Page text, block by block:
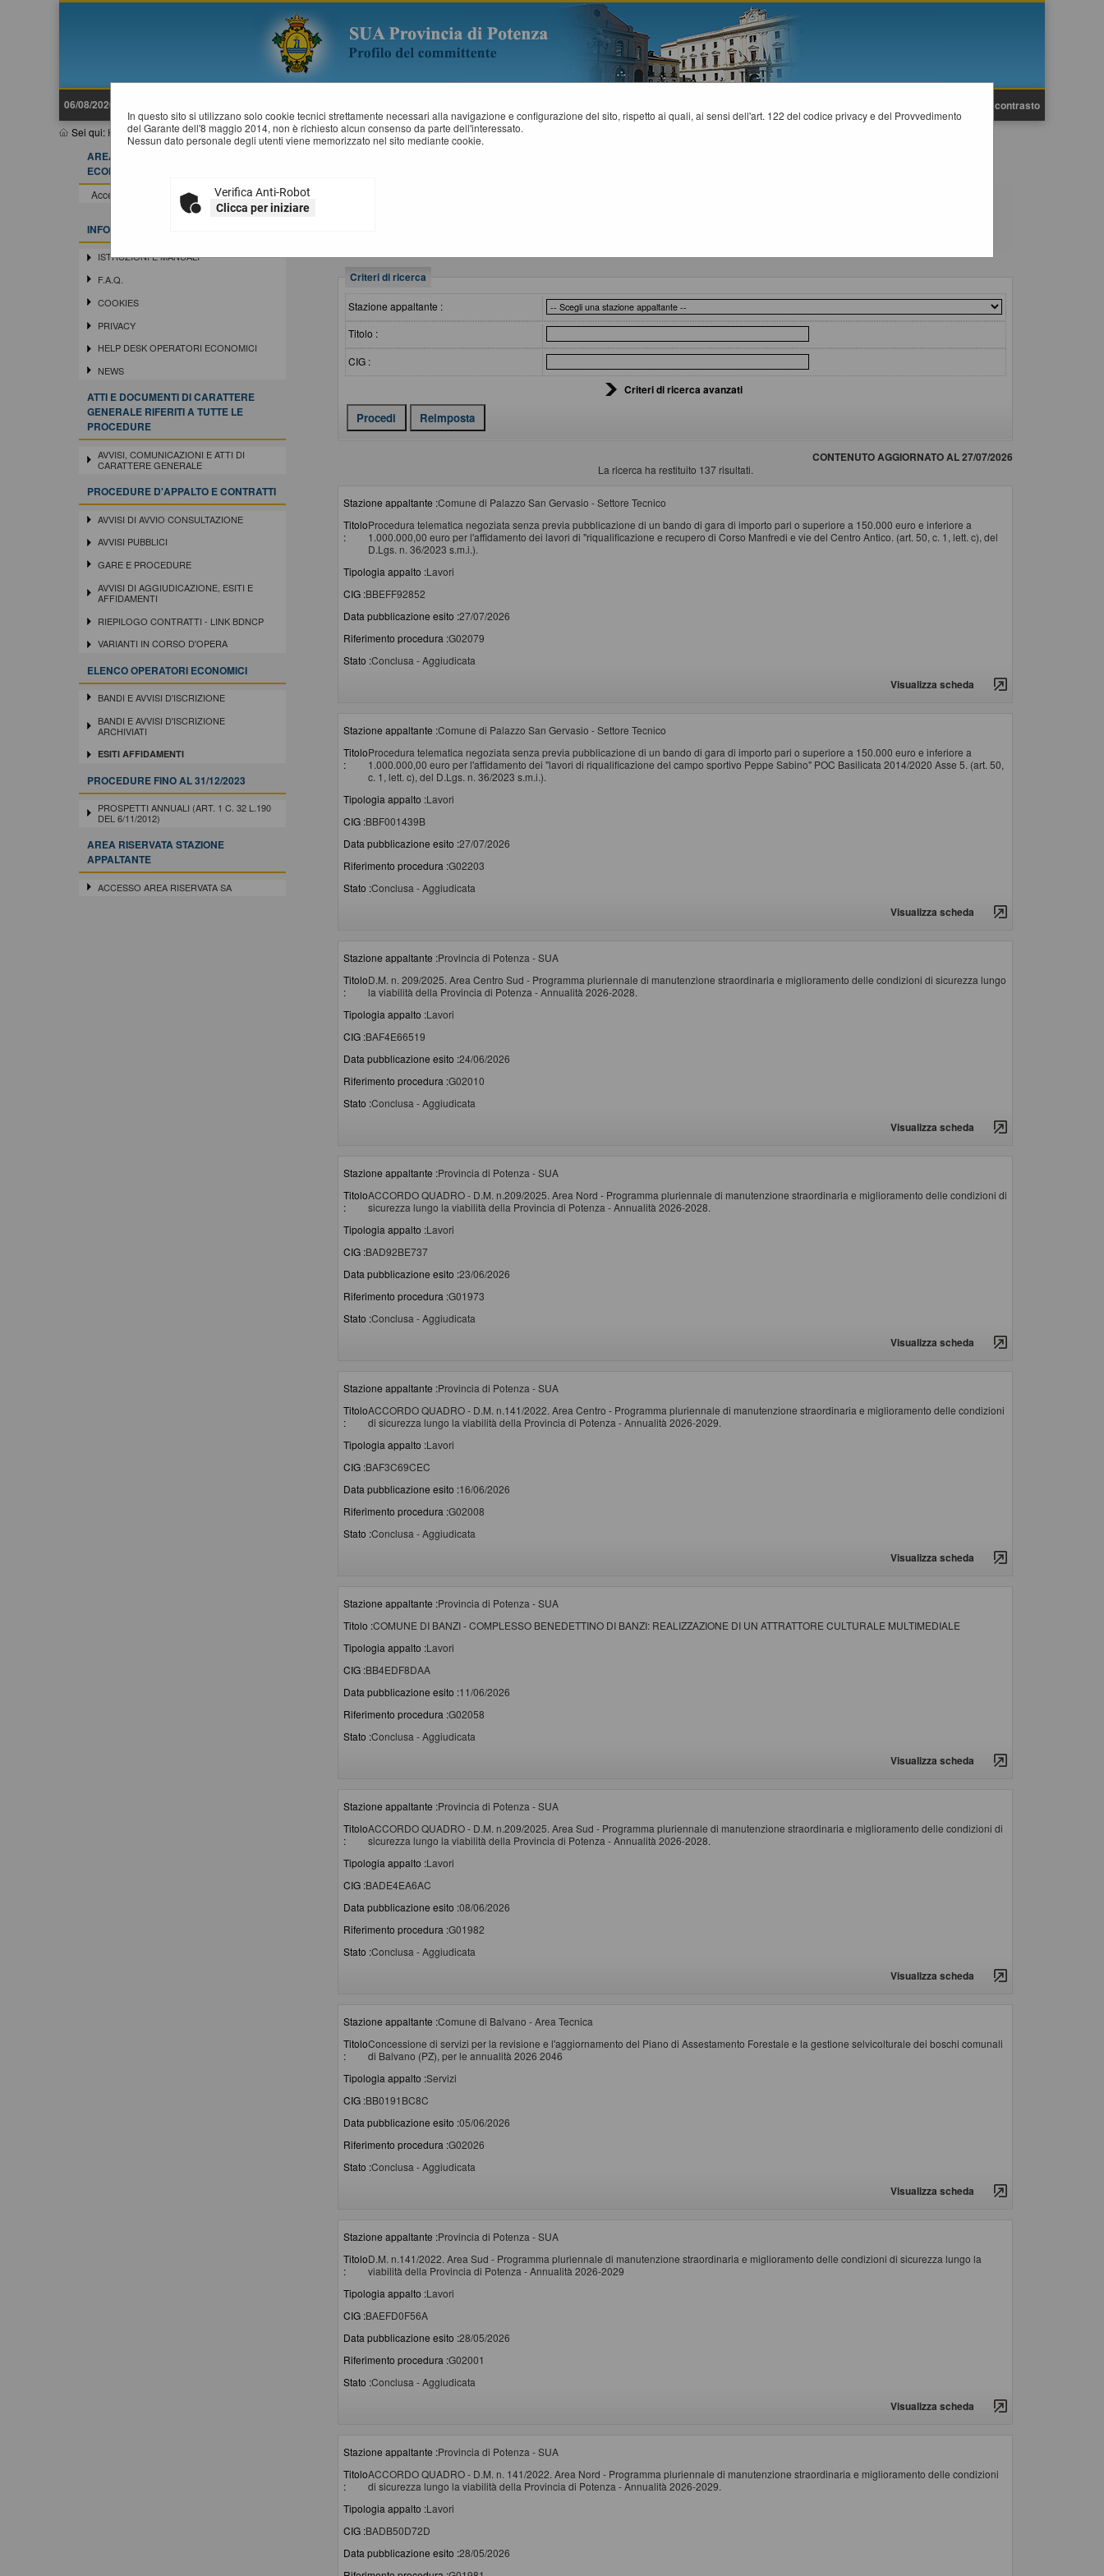
06/08/2026 14:59 Alto contrasto
Sei qui: Home»Elenco operatori economici»Esiti affidamenti
In questo sito si utilizzano solo cookie tecnici strettamente necessari alla navigazione e configurazione del sito, rispetto ai quali, ai sensi dell'art. 122 del codice privacy e del Provvedimento
del Garante dell'8 maggio 2014, non è richiesto alcun consenso da parte dell'interessato.
Nessun dato personale degli utenti viene memorizzato nel sito mediante cookie.
Verifica Anti-Robot
Clicca per iniziare
AREA RISERVATA OPERATORE
ECONOMICO
Accedi - Registrati
INFORMAZIONI
ISTRUZIONI E MANUALI
F.A.Q.
COOKIES
PRIVACY
HELP DESK OPERATORI ECONOMICI
NEWS
ATTI E DOCUMENTI DI CARATTERE
GENERALE RIFERITI A TUTTE LE
PROCEDURE
AVVISI, COMUNICAZIONI E ATTI DI
CARATTERE GENERALE
PROCEDURE D'APPALTO E CONTRATTI
AVVISI DI AVVIO CONSULTAZIONE
AVVISI PUBBLICI
GARE E PROCEDURE
AVVISI DI AGGIUDICAZIONE, ESITI E
AFFIDAMENTI
RIEPILOGO CONTRATTI - LINK BDNCP
VARIANTI IN CORSO D'OPERA
ELENCO OPERATORI ECONOMICI
BANDI E AVVISI D'ISCRIZIONE
BANDI E AVVISI D'ISCRIZIONE
ARCHIVIATI
ESITI AFFIDAMENTI
PROCEDURE FINO AL 31/12/2023
PROSPETTI ANNUALI (ART. 1 C. 32 L.190
DEL 6/11/2012)
AREA RISERVATA STAZIONE
APPALTANTE
ACCESSO AREA RISERVATA SA
Criteri di ricerca
Stazione appaltante :
Titolo :
CIG :
Criteri di ricerca avanzati
CONTENUTO AGGIORNATO AL 27/07/2026
La ricerca ha restituito 137 risultati.
Stazione appaltante :Comune di Palazzo San Gervasio - Settore Tecnico
Titolo
:
Procedura telematica negoziata senza previa pubblicazione di un bando di gara di importo pari o superiore a 150.000 euro e inferiore a
1.000.000,00 euro per l'affidamento dei lavori di "riqualificazione e recupero di Corso Manfredi e vie del Centro Antico. (art. 50, c. 1, lett. c), del
D.Lgs. n. 36/2023 s.m.i.).
Tipologia appalto :Lavori
CIG :BBEFF92852
Data pubblicazione esito :27/07/2026
Riferimento procedura :G02079
Stato :Conclusa - Aggiudicata
Visualizza scheda
Stazione appaltante :Comune di Palazzo San Gervasio - Settore Tecnico
Titolo
:
Procedura telematica negoziata senza previa pubblicazione di un bando di gara di importo pari o superiore a 150.000 euro e inferiore a
1.000.000,00 euro per l'affidamento dei "lavori di riqualificazione del campo sportivo Peppe Sabino" POC Basilicata 2014/2020 Asse 5. (art. 50,
c. 1, lett. c), del D.Lgs. n. 36/2023 s.m.i.).
Tipologia appalto :Lavori
CIG :BBF001439B
Data pubblicazione esito :27/07/2026
Riferimento procedura :G02203
Stato :Conclusa - Aggiudicata
Visualizza scheda
Stazione appaltante :Provincia di Potenza - SUA
Titolo
:
D.M. n. 209/2025. Area Centro Sud - Programma pluriennale di manutenzione straordinaria e miglioramento delle condizioni di sicurezza lungo
la viabilità della Provincia di Potenza - Annualità 2026-2028.
Tipologia appalto :Lavori
CIG :BAF4E66519
Data pubblicazione esito :24/06/2026
Riferimento procedura :G02010
Stato :Conclusa - Aggiudicata
Visualizza scheda
Stazione appaltante :Provincia di Potenza - SUA
Titolo
:
ACCORDO QUADRO - D.M. n.209/2025. Area Nord - Programma pluriennale di manutenzione straordinaria e miglioramento delle condizioni di
sicurezza lungo la viabilità della Provincia di Potenza - Annualità 2026-2028.
Tipologia appalto :Lavori
CIG :BAD92BE737
Data pubblicazione esito :23/06/2026
Riferimento procedura :G01973
Stato :Conclusa - Aggiudicata
Visualizza scheda
Stazione appaltante :Provincia di Potenza - SUA
Titolo
:
ACCORDO QUADRO - D.M. n.141/2022. Area Centro - Programma pluriennale di manutenzione straordinaria e miglioramento delle condizioni
di sicurezza lungo la viabilità della Provincia di Potenza - Annualità 2026-2029.
Tipologia appalto :Lavori
CIG :BAF3C69CEC
Data pubblicazione esito :16/06/2026
Riferimento procedura :G02008
Stato :Conclusa - Aggiudicata
Visualizza scheda
Stazione appaltante :Provincia di Potenza - SUA
Titolo :COMUNE DI BANZI - COMPLESSO BENEDETTINO DI BANZI: REALIZZAZIONE DI UN ATTRATTORE CULTURALE MULTIMEDIALE
Tipologia appalto :Lavori
CIG :BB4EDF8DAA
Data pubblicazione esito :11/06/2026
Riferimento procedura :G02058
Stato :Conclusa - Aggiudicata
Visualizza scheda
Stazione appaltante :Provincia di Potenza - SUA
Titolo
:
ACCORDO QUADRO - D.M. n.209/2025. Area Sud - Programma pluriennale di manutenzione straordinaria e miglioramento delle condizioni di
sicurezza lungo la viabilità della Provincia di Potenza - Annualità 2026-2028.
Tipologia appalto :Lavori
CIG :BADE4EA6AC
Data pubblicazione esito :08/06/2026
Riferimento procedura :G01982
Stato :Conclusa - Aggiudicata
Visualizza scheda
Stazione appaltante :Comune di Balvano - Area Tecnica
Titolo
:
Concessione di servizi per la revisione e l'aggiornamento del Piano di Assestamento Forestale e la gestione selvicolturale dei boschi comunali
di Balvano (PZ), per le annualità 2026 2046
Tipologia appalto :Servizi
CIG :BB0191BC8C
Data pubblicazione esito :05/06/2026
Riferimento procedura :G02026
Stato :Conclusa - Aggiudicata
Visualizza scheda
Stazione appaltante :Provincia di Potenza - SUA
Titolo
:
D.M. n.141/2022. Area Sud - Programma pluriennale di manutenzione straordinaria e miglioramento delle condizioni di sicurezza lungo la
viabilità della Provincia di Potenza - Annualità 2026-2029
Tipologia appalto :Lavori
CIG :BAEFD0F56A
Data pubblicazione esito :28/05/2026
Riferimento procedura :G02001
Stato :Conclusa - Aggiudicata
Visualizza scheda
Stazione appaltante :Provincia di Potenza - SUA
Titolo
:
ACCORDO QUADRO - D.M. n. 141/2022. Area Nord - Programma pluriennale di manutenzione straordinaria e miglioramento delle condizioni
di sicurezza lungo la viabilità della Provincia di Potenza - Annualità 2026-2029.
Tipologia appalto :Lavori
CIG :BADB50D72D
Data pubblicazione esito :28/05/2026